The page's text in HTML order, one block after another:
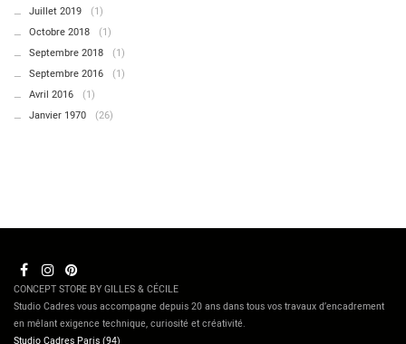
Juillet 2019
(1)
Octobre 2018
(1)
Septembre 2018
(1)
Septembre 2016
(1)
Avril 2016
(1)
Janvier 1970
(26)
CONCEPT STORE BY GILLES & CÉCILE
Studio Cadres vous accompagne depuis 20 ans dans tous vos travaux d’encadrement
en mêlant exigence technique, curiosité et créativité.
Studio Cadres Paris (94)